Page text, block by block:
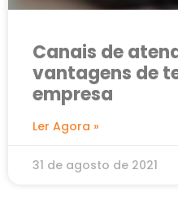
Canais de
vantagens de
empresa
Ler Agora »
31 de agosto de 2021